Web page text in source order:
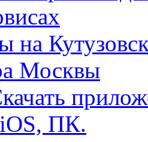
на
Москвы
ПК.